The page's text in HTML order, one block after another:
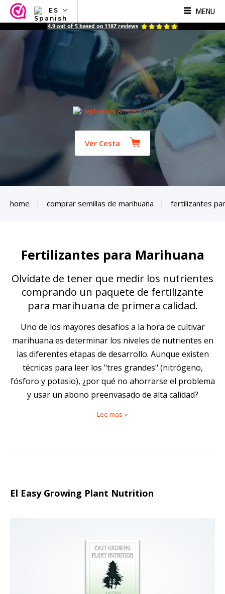
ES
NL
ES
MENU
4.9 out of 5 based on 1187 reviews
Ver Cesta
home comprar semillas de marihuana fertilizantes
Fertilizantes para Marihuana
Olvídate de tener que medir los nutrientes
comprando un paquete de fertilizante
para marihuana de primera calidad.
Uno de los mayores desafíos a la hora de cultivar
marihuana es determinar los niveles de nutrientes en
las diferentes etapas de desarrollo. Aunque existen
técnicas para leer los "tres grandes" (nitrógeno,
fósforo y potasio), ¿por qué no ahorrarse el problema
y usar un abono preenvasado de alta calidad?
Lee mas
El Easy Growing Plant Nutrition